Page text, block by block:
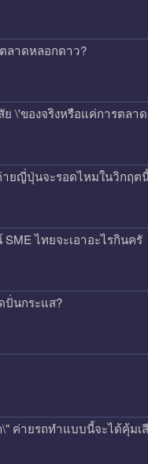
ลาดหลอกดาว?
\'ของจริงหรือแค่การตลาด
ยญี่ปุ่นจะรอดไหมในวิกฤต
ไทยจะเอาอะไรกินครั
ปั่นกระแส?
ค่ายรถทำแบบนี้จะได้คุ้มเสี